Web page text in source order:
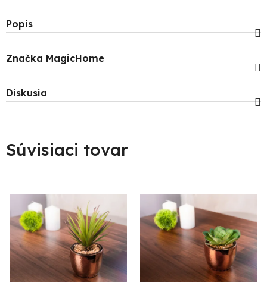
Popis
Značka MagicHome
Diskusia
Súvisiaci tovar